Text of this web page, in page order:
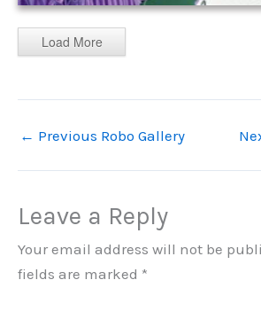
Load More
← Previous Robo Gallery
Leave a Reply
Your email address will not be
fields are marked *